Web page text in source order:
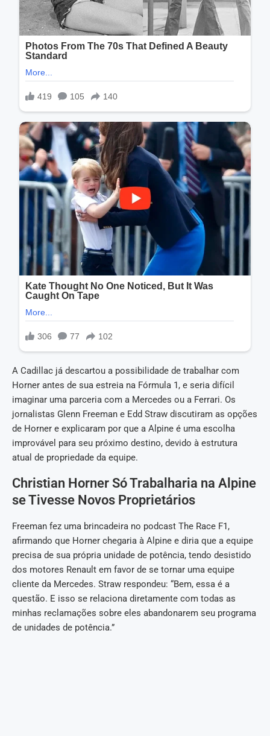
A Cadillac já descartou a possibilidade de trabalhar com
Horner antes de sua estreia na Fórmula 1, e seria difícil
imaginar uma parceria com a Mercedes ou a Ferrari. Os
jornalistas Glenn Freeman e Edd Straw discutiram as opções
de Horner e explicaram por que a Alpine é uma escolha
improvável para seu próximo destino, devido à estrutura
atual de propriedade da equipe.
Christian Horner Só Trabalharia na Alpine
se Tivesse Novos Proprietários
Freeman fez uma brincadeira no podcast The Race F1,
afirmando que Horner chegaria à Alpine e diria que a equipe
precisa de sua própria unidade de potência, tendo desistido
dos motores Renault em favor de se tornar uma equipe
cliente da Mercedes. Straw respondeu: “Bem, essa é a
questão. E isso se relaciona diretamente com todas as
minhas reclamações sobre eles abandonarem seu programa
de unidades de potência.”